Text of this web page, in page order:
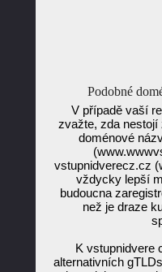
Podobné
V případě vaší
zvažte, zda nestojí
doménové
vstupnidverecz.cz
vždycky lepší
budoucna
než je draze
K vstupnidvere
alternativních